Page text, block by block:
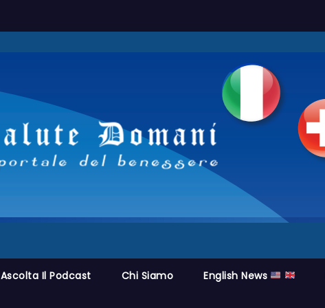
Ascolta Il Podcast Chi Siamo English News